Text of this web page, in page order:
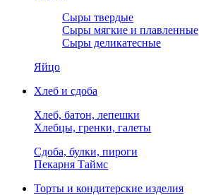
Сыры твердые
Сыры мягкие и плавленные
Сыры деликатесные
Яйцо
Хлеб и сдоба
Хлеб, батон, лепешки
Хлебцы, гренки, галеты
Сдоба, булки, пироги
Пекарня Таймс
Торты и кондитерские изделия